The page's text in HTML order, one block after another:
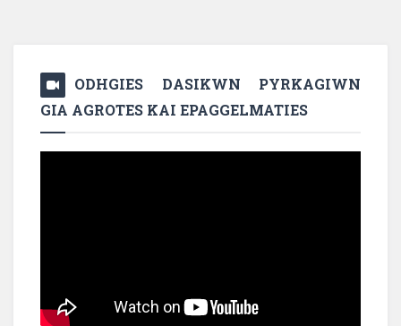
ODHGIES DASIKWN PYRKAGIWN
GIA AGROTES KAI EPAGGELMATIES